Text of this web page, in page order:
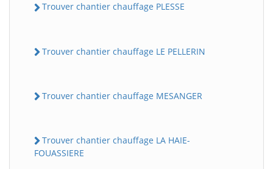
Trouver chantier chauffage PLESSE
Trouver chantier chauffage LE PELLERIN
Trouver chantier chauffage MESANGER
Trouver chantier chauffage LA HAIE-
FOUASSIERE